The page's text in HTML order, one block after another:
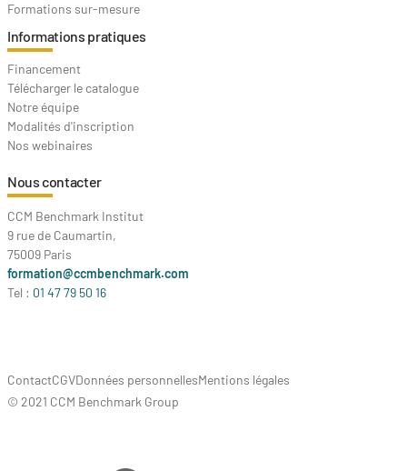
Formations sur-mesure
Informations pratiques
Financement
Télécharger le catalogue
Notre équipe
Modalités d'inscription
Nos webinaires
Nous contacter
CCM Benchmark Institut
9 rue de Caumartin,
75009 Paris
formation@ccmbenchmark.com
Tel : 01 47 79 50 16
ContactCGVDonnées personnellesMentions légales
© 2021 CCM Benchmark Group